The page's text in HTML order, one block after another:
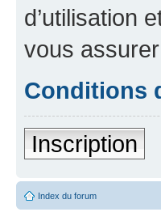
d’utilisation
vous
Conditions
Inscription
Index du forum